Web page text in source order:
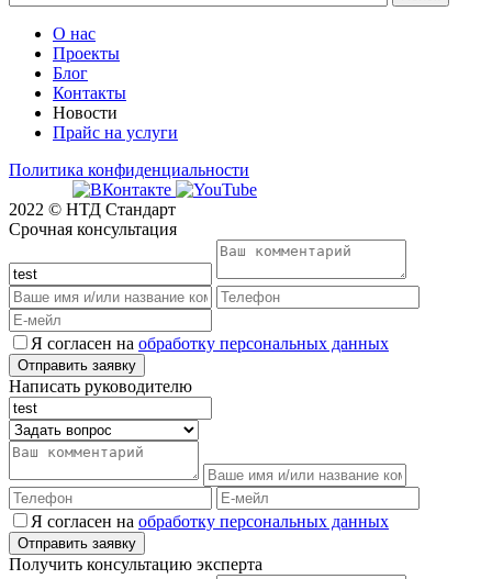
О нас
Проекты
Блог
Контакты
Новости
Прайс на услуги
Политика конфиденциальности
2022 © НТД Стандарт
Срочная консультация
Я согласен на обработку персональных данных
Написать руководителю
Я согласен на обработку персональных данных
Получить консультацию эксперта